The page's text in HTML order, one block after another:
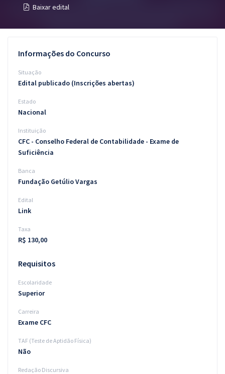
Graduação
OAB
Mentorias
Questões grátis
Blog
Baixar edital
Informações do Concurso
Situação
Edital publicado (Inscrições abertas)
Estado
Nacional
Instituição
CFC - Conselho Federal de Contabilidade - Exame de
Suficiência
Banca
Fundação Getúlio Vargas
Edital
Link
Taxa
R$ 130,00
Requisitos
Escolaridade
Superior
Carreira
Exame CFC
TAF (Teste de Aptidão Física)
Não
Redação Discursiva